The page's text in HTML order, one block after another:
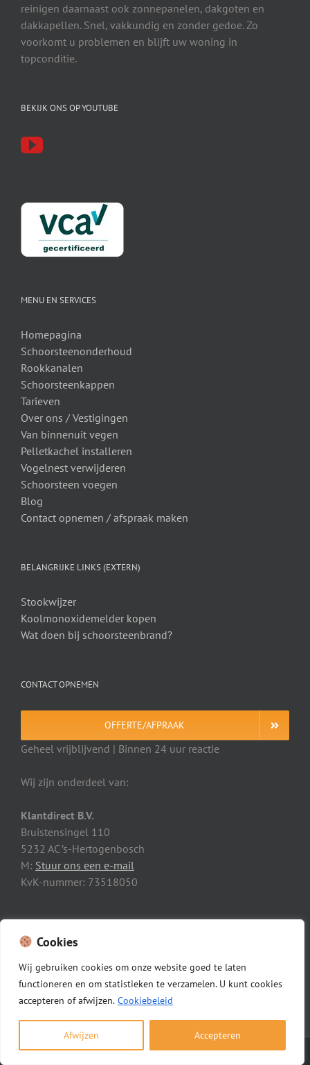
Cookies
Wij gebruiken cookies om onze website goed te laten
functioneren en om statistieken te verzamelen. U kunt cookies
accepteren of afwijzen. Cookiebeleid
Afwijzen Accepteren
reinigen daarnaast ook zonnepanelen, dakgoten en
dakkapellen. Snel, vakkundig en zonder gedoe. Zo
voorkomt u problemen en blijft uw woning in
topconditie.
BEKIJK ONS OP YOUTUBE
MENU EN SERVICES
Homepagina
Schoorsteenonderhoud
Rookkanalen
Schoorsteenkappen
Tarieven
Over ons / Vestigingen
Van binnenuit vegen
Pelletkachel installeren
Vogelnest verwijderen
Schoorsteen voegen
Blog
Contact opnemen / afspraak maken
BELANGRIJKE LINKS (EXTERN)
Stookwijzer
Koolmonoxidemelder kopen
Wat doen bij schoorsteenbrand?
CONTACT OPNEMEN
OFFERTE/AFPRAAK
Geheel vrijblijvend | Binnen 24 uur reactie
Wij zijn onderdeel van:
Klantdirect B.V.
Bruistensingel 110
5232 AC ’s-Hertogenbosch
M: Stuur ons een e-mail
KvK-nummer: 73518050
Maandag t/m vrijdag: 08:00 – 18:00